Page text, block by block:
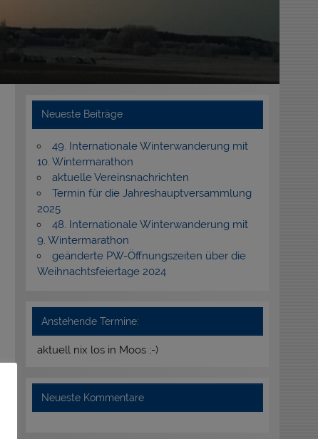
Neueste Beiträge
49. Internationale Winterwanderung mit
10. Wintermarathon
aktuelle Vereinsnachrichten
Termin für die Jahreshauptversammlung
2025
48. Internationale Winterwanderung mit
9. Wintermarathon
geänderte PW-Öffnungszeiten über die
Weihnachtsfeiertage 2024
Anstehende Termine:
aktuell nix los in Moos ;-)
Neueste Kommentare